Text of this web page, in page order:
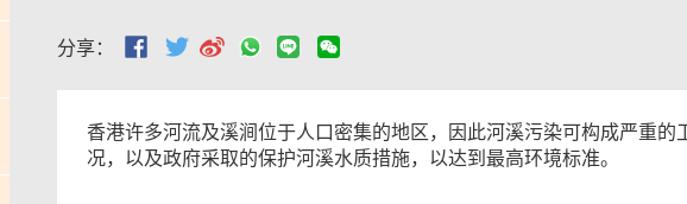
分享：
香港许多河流及溪涧位于人口密集的地区，因此河溪污染可构成严重
况，以及政府采取的保护河溪水质措施，以达到最高环境标准。